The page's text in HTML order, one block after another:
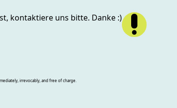
kontaktiere uns bitte. Danke :)
irrevocably, and free of charge.